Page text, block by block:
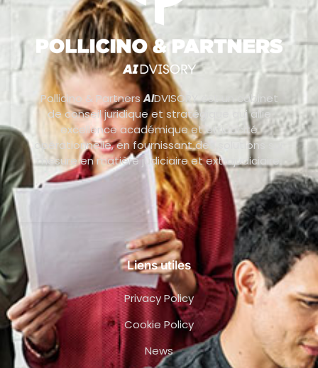
Pollicino & PartnersAIDVISORY est un cabinet
de conseil juridique et stratégique qui allie
excellence académique et efficacité
opérationnelle, en fournissant des solutions sur
mesure en matière judiciaire et extrajudiciaire.
Liens utiles
Privacy Policy
Cookie Policy
News